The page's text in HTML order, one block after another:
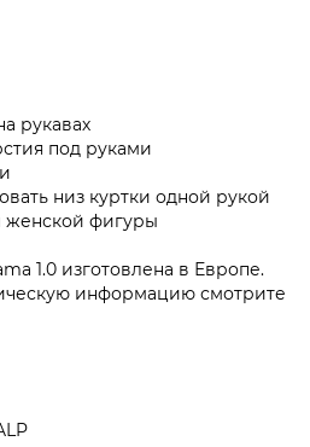
рукавах
под руками
низ куртки одной рукой
женской фигуры
1.0 изготовлена в Европе.
информацию смотрите